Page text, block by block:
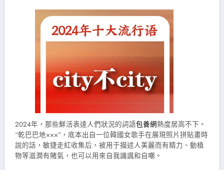
2024年，那些鮮活表達人們狀況的詞語包養網熱度居高不下。
“乾巴巴地×××”，底本出自一位韓國女歌手在展現照片拼貼畫時
說的話，敏捷走紅收集后，被用于描述人美麗而有精力、動植
物等滋潤有賭氣，也可以用來自我譏諷和自嘲。